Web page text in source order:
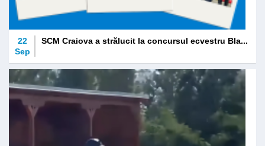
22
Sep
SCM Craiova a strălucit la concursul ecvestru Bla...